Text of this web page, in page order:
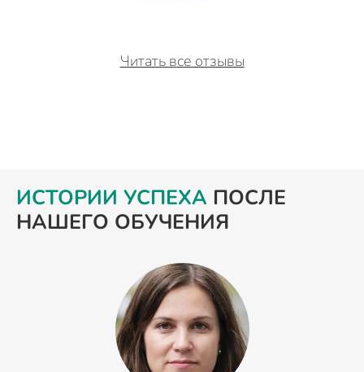
Читать все отзывы
ИСТОРИИ УСПЕХА ПОСЛЕ
НАШЕГО ОБУЧЕНИЯ